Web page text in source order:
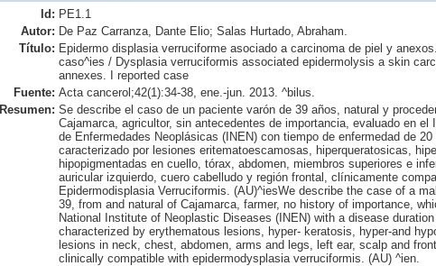
Id: PE1.1
Autor: De Paz Carranza, Dante Elio; Salas Hurtado, Abraham.
Título: Epidermo displasia verruciforme asociado a carcinoma de piel y
caso^ies / Dysplasia verruciformis associated epidermolysis a skin
annexes. I reported case
Fuente: Acta cancerol;42(1):34-38, ene.-jun. 2013. ^bilus.
Resumen: Se describe el caso de un paciente varón de 39 años, natural y
Cajamarca, agricultor, sin antecedentes de importancia, evaluado en el
de Enfermedades Neoplásicas (INEN) con tiempo de enfermedad de 20
caracterizado por lesiones eritematoescamosas, hiperqueratosicas,
hipopigmentadas en cuello, tórax, abdomen, miembros superiores e
auricular izquierdo, cuero cabelludo y región frontal, clínicamente
Epidermodisplasia Verruciformis. (AU)^iesWe describe the case of a
39, from and natural of Cajamarca, farmer, no history of importance,
National Institute of Neoplastic Diseases (INEN) with a disease
characterized by erythematous lesions, hyper- keratosis, hyper-and
lesions in neck, chest, abdomen, arms and legs, left ear, scalp and
clinically compatible with epidermodysplasia verruciformis. (AU) ^ien.